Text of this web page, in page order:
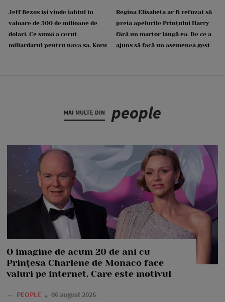
Jeff Bezos își vinde iahtul în
valoare de 500 de milioane de
dolari. Ce sumă a cerut
miliardarul pentru nava sa, Koru
Regina Elisabeta ar fi refuzat să
preia apelurile Prințului Harry
fără un martor lângă ea. De ce a
ajuns să facă un asemenea gest
MAI MULTE DIN people
O imagine de acum 20 de ani cu
Prințesa Charlene de Monaco face
valuri pe internet. Care este motivul
— PEOPLE 06 august 2026